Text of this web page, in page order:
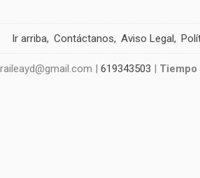
Ir arriba Contáctanos Aviso Legal
|619343503 | Tiempo